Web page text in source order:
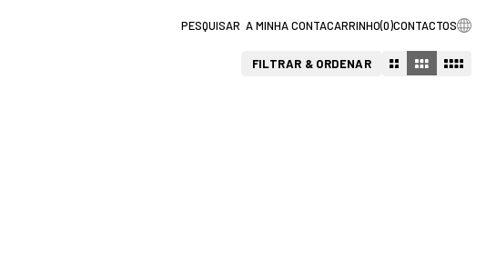
A MINHA CONTACARRINHO(0)CONTACTOS
FILTRAR & ORDENAR